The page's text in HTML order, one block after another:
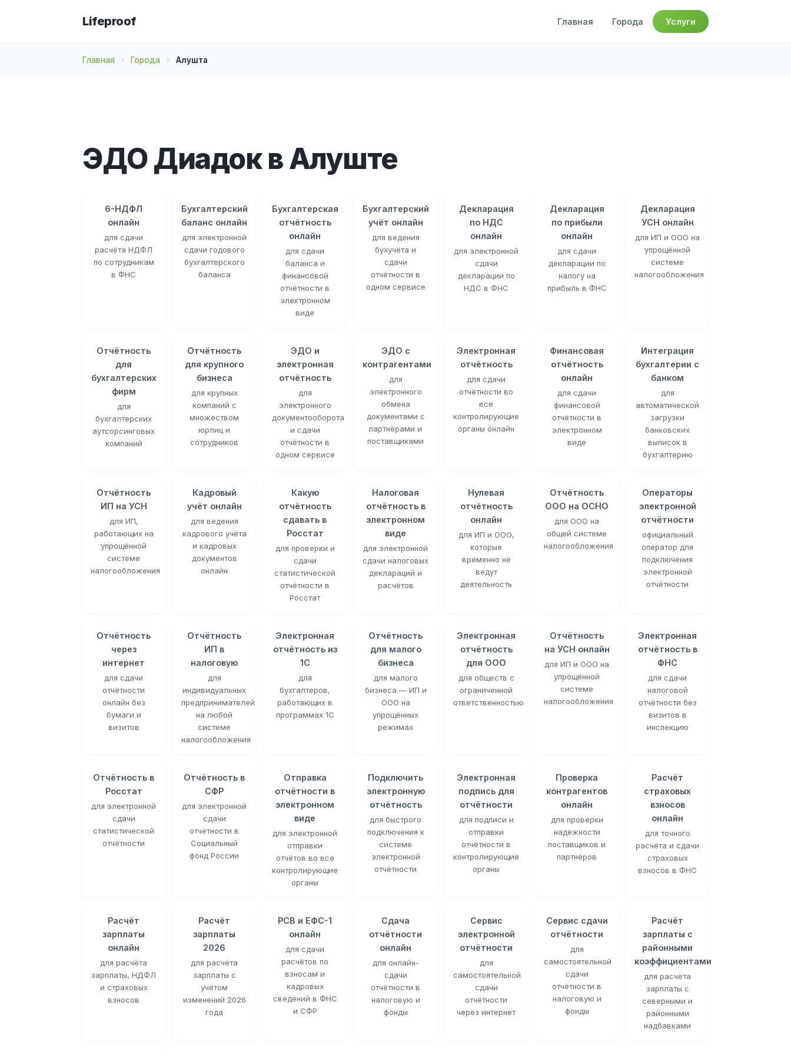
Lifeproof Главная Города Услуги
Главная Города Алушта
ЭДО Диадок в Алуште
6-НДФЛ
онлайн
для сдачи
расчёта НДФЛ
по сотрудникам
в ФНС
Бухгалтерский
баланс онлайн
для электронной
сдачи годового
бухгалтерского
баланса
Бухгалтерская
отчётность
онлайн
для сдачи
баланса и
финансовой
отчётности в
электронном
виде
Бухгалтерский
учёт онлайн
для ведения
бухучёта и
сдачи
отчётности в
одном сервисе
Декларация
по НДС
онлайн
для электронной
сдачи
декларации по
НДС в ФНС
Декларация
по прибыли
онлайн
для сдачи
декларации по
налогу на
прибыль в ФНС
Декларация
УСН онлайн
для ИП и ООО на
упрощённой
системе
налогообложения
Отчётность
для
бухгалтерских
фирм
для
бухгалтерских
аутсорсинговых
компаний
Отчётность
для крупного
бизнеса
для крупных
компаний с
множеством
юрлиц и
сотрудников
ЭДО и
электронная
отчётность
для
электронного
документооборота
и сдачи
отчётности в
одном сервисе
ЭДО с
контрагентами
для
электронного
обмена
документами с
партнёрами и
поставщиками
Электронная
отчётность
для сдачи
отчётности во
все
контролирующие
органы онлайн
Финансовая
отчётность
онлайн
для сдачи
финансовой
отчётности в
электронном
виде
Интеграция
бухгалтерии с
банком
для
автоматической
загрузки
банковских
выписок в
бухгалтерию
Отчётность
ИП на УСН
для ИП,
работающих на
упрощённой
системе
налогообложения
Кадровый
учёт онлайн
для ведения
кадрового учёта
и кадровых
документов
онлайн
Какую
отчётность
сдавать в
Росстат
для проверки и
сдачи
статистической
отчётности в
Росстат
Налоговая
отчётность в
электронном
виде
для электронной
сдачи налоговых
деклараций и
расчётов
Нулевая
отчётность
онлайн
для ИП и ООО,
которые
временно не
ведут
деятельность
Отчётность
ООО на ОСНО
для ООО на
общей системе
налогообложения
Операторы
электронной
отчётности
официальный
оператор для
подключения
электронной
отчётности
Отчётность
через
интернет
для сдачи
отчётности
онлайн без
бумаги и
визитов
Отчётность
ИП в
налоговую
для
индивидуальных
предпринимателей
на любой
системе
налогообложения
Электронная
отчётность из
1С
для
бухгалтеров,
работающих в
программах 1С
Отчётность
для малого
бизнеса
для малого
бизнеса — ИП и
ООО на
упрощённых
режимах
Электронная
отчётность
для ООО
для обществ с
ограниченной
ответственностью
Отчётность
на УСН онлайн
для ИП и ООО на
упрощённой
системе
налогообложения
Электронная
отчётность в
ФНС
для сдачи
налоговой
отчётности без
визитов в
инспекцию
Отчётность в
Росстат
для электронной
сдачи
статистической
отчётности
Отчётность в
СФР
для электронной
сдачи
отчётности в
Социальный
фонд России
Отправка
отчётности в
электронном
виде
для электронной
отправки
отчётов во все
контролирующие
органы
Подключить
электронную
отчётность
для быстрого
подключения к
системе
электронной
отчётности
Электронная
подпись для
отчётности
для подписи и
отправки
отчётности в
контролирующие
органы
Проверка
контрагентов
онлайн
для проверки
надёжности
поставщиков и
партнёров
Расчёт
страховых
взносов
онлайн
для точного
расчёта и сдачи
страховых
взносов в ФНС
Расчёт
зарплаты
онлайн
для расчёта
зарплаты, НДФЛ
и страховых
взносов
Расчёт
зарплаты
2026
для расчёта
зарплаты с
учётом
изменений 2026
года
РСВ и ЕФС-1
онлайн
для сдачи
расчётов по
взносам и
кадровых
сведений в ФНС
и СФР
Сдача
отчётности
онлайн
для онлайн-
сдачи
отчётности в
налоговую и
фонды
Сервис
электронной
отчётности
для
самостоятельной
сдачи
отчётности
через интернет
Сервис сдачи
отчётности
для
самостоятельной
сдачи
отчётности в
налоговую и
фонды
Расчёт
зарплаты с
районными
коэффициентами
для расчёта
зарплаты с
северными и
районными
надбавками